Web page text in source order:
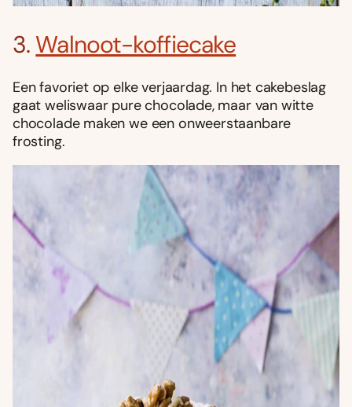
3. Walnoot-koffiecake
Een favoriet op elke verjaardag. In het cakebeslag
gaat weliswaar pure chocolade, maar van witte
chocolade maken we een onweerstaanbare
frosting.